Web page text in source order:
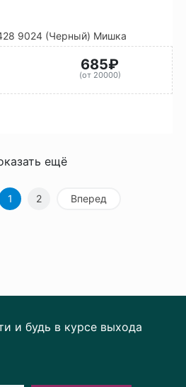
9024 (Черный) Мишка
685₽
(от 20000)
ещё
1 2 Вперед
и будь в курсе выхода